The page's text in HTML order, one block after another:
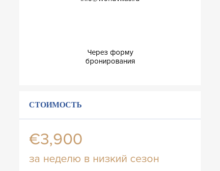
Через форму
бронирования
СТОИМОСТЬ
€3,900
за неделю в низкий сезон